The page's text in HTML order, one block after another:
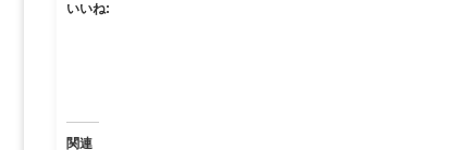
いいね:
関連